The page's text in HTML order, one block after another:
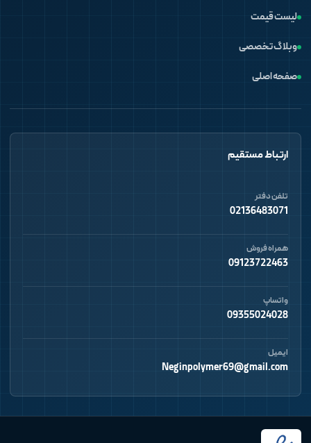
لیست قیمت
وبلاگ تخصصی
صفحه اصلی
ارتباط مستقیم
تلفن دفتر
02136483071
همراه فروش
09123722463
واتساپ
09355024028
ایمیل
Neginpolymer69@gmail.com